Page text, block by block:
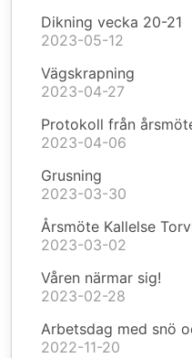
Dikning vecka 20-21
2023-05-12
Vägskrapning
2023-04-27
Protokoll från
2023-04-06
Grusning
2023-03-30
2023-03-02
Våren närmar sig!
2023-02-28
Arbetsdag med snö
2022-11-20